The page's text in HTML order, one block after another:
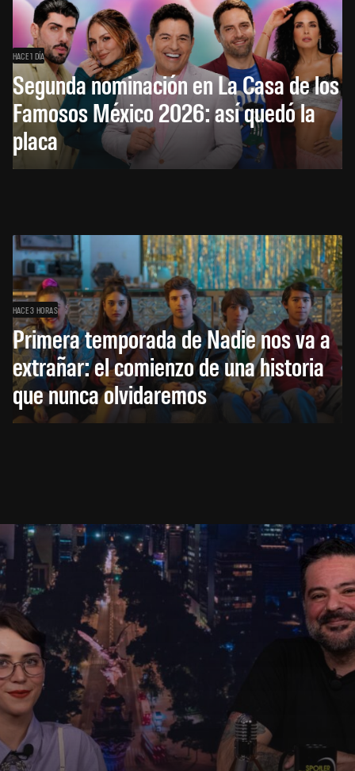
HACE 1 DÍA
Segunda nominación en La Casa de los
Famosos México 2026: así quedó la
placa
HACE 3 HORAS
Primera temporada de Nadie nos va a
extrañar: el comienzo de una historia
que nunca olvidaremos